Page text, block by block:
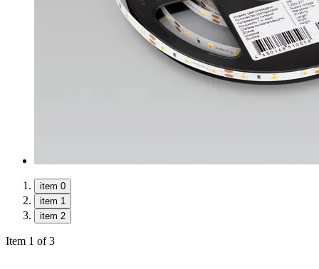
item 0
item 1
item 2
Item 1 of 3